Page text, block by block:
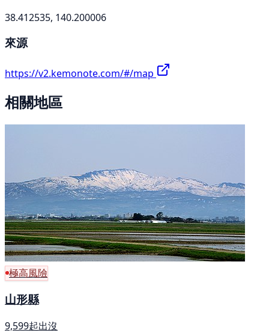
38.412535, 140.200006
來源
https://v2.kemonote.com/#/map
相關地區
極高風險
山形縣
9,599起出沒